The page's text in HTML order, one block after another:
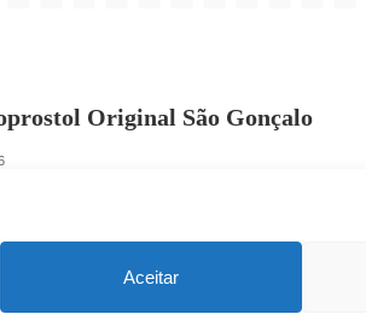
Aceitar
Original São Gonçalo